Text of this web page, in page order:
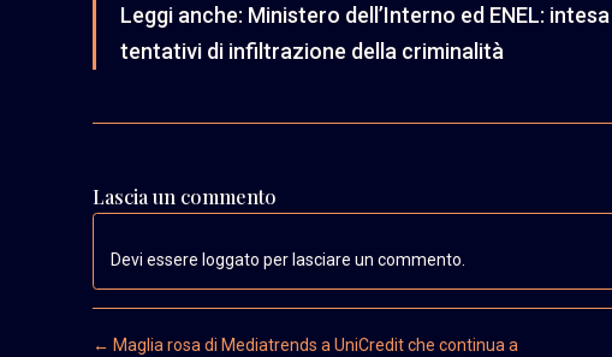
Leggi anche: Ministero dell’Interno ed ENEL:
tentativi di infiltrazione della criminalità
Lascia un commento
Devi essere loggato per lasciare un commento.
Post navigation
← Maglia rosa di Mediatrends a UniCredit che continua a